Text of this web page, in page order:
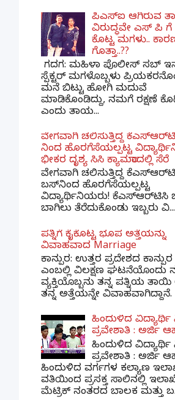
ಪಿಎಸ್​ಐ ಆಗಿರುವ
ವಿರುದ್ಧವೇ ಎಸ್ ಪಿ ಗೆ
ಕೊಟ್ಟ ಮಗಳು..
ಗೊತ್ತಾ..??
ಗದಗ​: ಮಹಿಳಾ ಪೊಲೀಸ್​ ಸಬ್
ಸ್ಪೆಕ್ಟರ್​ ಮಗಳೊಬ್ಬಳು
ಮನೆ ಬಿಟ್ಟು ಹೋಗಿ ಮದುವೆ
ಮಾಡಿಕೊಂಡಿದ್ದು, ನಮಗೆ ರಕ್ಷಣೆ
ಎಂದು ತಾಯ...
ವೇಗವಾಗಿ ಚಲಿಸುತ್ತಿದ್ದ
ನಿಂದ ಹೊರಗೆಸೆಯಲ್ಪಟ್ಟ
ಭೀಕರ ದೃಶ್ಯ ಸಿಸಿ ಕ್ಯಾಮರಾದಲ್ಲಿ ಸೆರೆ
ವೇಗವಾಗಿ ಚಲಿಸುತ್ತಿದ್ದ
ಬಸ್‌ನಿಂದ ಹೊರಗೆಸೆಯಲ್ಪಟ್ಟ
ವಿದ್ಯಾರ್ಥಿನಿಯರು! ಕೆಎಸ್‌ಆರ್‌ಟಿಸಿ
ಬಾಗಿಲು ತೆರೆದುಕೊಂಡು ಇಬ್ಬರು ವಿ...
ಪತ್ನಿಗೆ ಕೈಕೊಟ್ಟ ಭೂಪ ಅತ್ತೆಯನ್ನು
ವಿವಾಹವಾದ Marriage
ಕಾನ್ಪುರ: ಉತ್ತರ ಪ್ರದೇಶದ ಕಾನ್ಪುರ
ಎಂಬಲ್ಲಿ ವಿಲಕ್ಷಣ ಘಟನೆಯೊಂದು
ವ್ಯಕ್ತಿಯೊಬ್ಬನು ತನ್ನ ಪತ್ನಿಯ
ತನ್ನ ಅತ್ತೆಯನ್ನೇ
ಹಿಂದುಳಿದ
ಪ್ರವೇಶಾತಿ : ಅರ್ಜಿ
ಹಿಂದುಳಿದ
ಪ್ರವೇಶಾತಿ : ಅರ್ಜಿ
ಹಿಂದುಳಿದ ವರ್ಗಗಳ ಕಲ್ಯಾಣ
ವತಿಯಿಂದ ಪ್ರಸಕ್ತ ಸಾಲಿನಲ್ಲಿ
ಮೆಟ್ರಿಕ್ ನಂತರದ ಬಾಲಕ ಮತ್ತು